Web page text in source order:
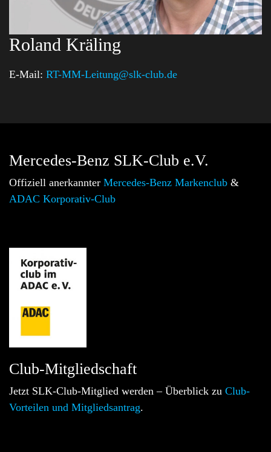
Roland Kräling
E-Mail: RT-MM-Leitung@slk-club.de
Mercedes-Benz SLK-Club e.V.
Offiziell anerkannter Mercedes-Benz Markenclub &
ADAC Korporativ-Club
Club-Mitgliedschaft
Jetzt SLK-Club-Mitglied werden – Überblick zu Club-
Vorteilen und Mitgliedsantrag.